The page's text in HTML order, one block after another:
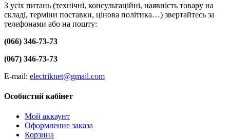
З усіх питань (технічні, консультаційні, наявність товару на
складі, терміни поставки, цінова політика…) звертайтесь за
телефонами або на пошту:
(066) 346-73-73
(067) 346-73-73
E-mail: electriknet@gmail.com
Особистий кабінет
Мой аккаунт
Оформление заказа
Корзина